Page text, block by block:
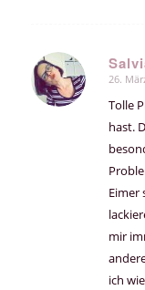
26.
Tolle
hast.
Eimer
mir
ich